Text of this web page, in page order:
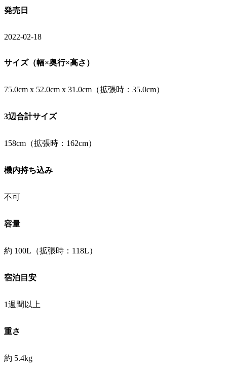
発売日
2022-02-18
サイズ（幅×奥行×高さ）
75.0cm x 52.0cm x 31.0cm（拡張時：35.0cm）
3辺合計サイズ
158cm（拡張時：162cm）
機内持ち込み
不可
容量
約 100L（拡張時：118L）
宿泊目安
1週間以上
重さ
約 5.4kg